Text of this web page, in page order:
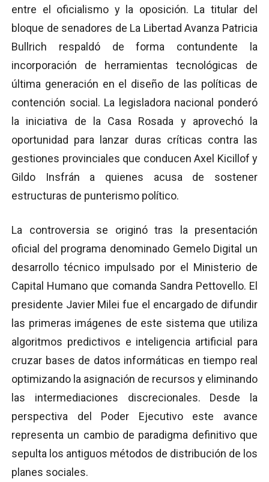
entre el oficialismo y la oposición. La titular del
bloque de senadores de La Libertad Avanza Patricia
Bullrich respaldó de forma contundente la
incorporación de herramientas tecnológicas de
última generación en el diseño de las políticas de
contención social. La legisladora nacional ponderó
la iniciativa de la Casa Rosada y aprovechó la
oportunidad para lanzar duras críticas contra las
gestiones provinciales que conducen Axel Kicillof y
Gildo Insfrán a quienes acusa de sostener
estructuras de punterismo político.
La controversia se originó tras la presentación
oficial del programa denominado Gemelo Digital un
desarrollo técnico impulsado por el Ministerio de
Capital Humano que comanda Sandra Pettovello. El
presidente Javier Milei fue el encargado de difundir
las primeras imágenes de este sistema que utiliza
algoritmos predictivos e inteligencia artificial para
cruzar bases de datos informáticas en tiempo real
optimizando la asignación de recursos y eliminando
las intermediaciones discrecionales. Desde la
perspectiva del Poder Ejecutivo este avance
representa un cambio de paradigma definitivo que
sepulta los antiguos métodos de distribución de los
planes sociales.